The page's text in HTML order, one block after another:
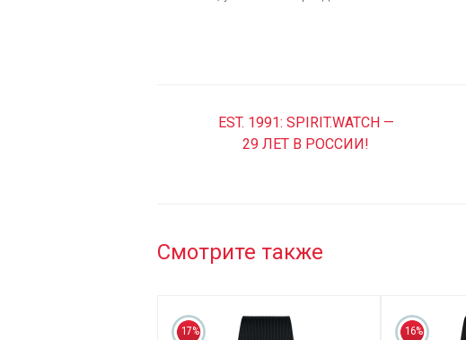
EST. 1991: SPIRIT.WATCH —
29 ЛЕТ В РОССИИ!
Смотрите также
17% 16%